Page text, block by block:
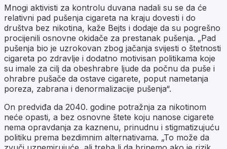
Mnogi aktivisti za kontrolu duvana nadali su se da će
relativni pad pušenja cigareta na kraju dovesti i do
društva bez nikotina, kaže Bejts i dodaje da su pogrešno
procijenili osnovne okidače za prestanak pušenja. „Pad
pušenja bio je uzrokovan zbog jačanja svijesti o štetnosti
cigareta po zdravlje i dodatno motivisan politikama koje
su imale za cilj da obeshrabre ljude da počnu da puše i
ohrabre pušače da ostave cigarete, poput nametanja
poreza, zabrana i denormalizacije pušenja“.
On predviđa da 2040. godine potražnja za nikotinom
neće opasti, a bez osnovne štete koju nanose cigarete
nema opravdanja za kaznenu, prinudnu i stigmatizujuću
politiku prema bezdimnim alternativama. „To može da